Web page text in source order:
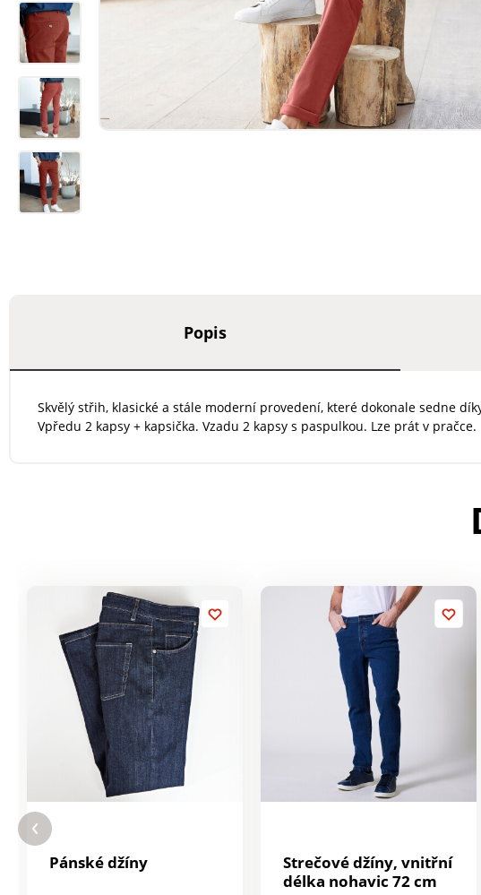
Popis
Skvělý střih, klasické a stále moderní provedení, které dokonale sedne
Vpředu 2 kapsy + kapsička. Vzadu 2 kapsy s paspulkou. Lze prát v pračce.
Pánské džíny
Strečové džíny, vnitřní
délka nohavic 72 cm